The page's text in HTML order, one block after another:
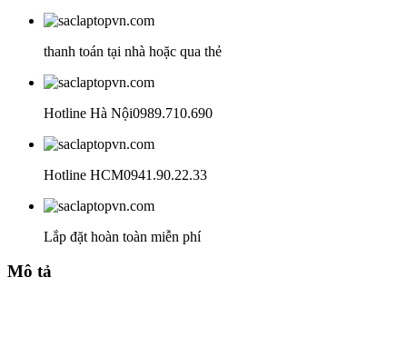
thanh toán tại nhà hoặc qua thẻ
Hotline Hà Nội0989.710.690
Hotline HCM0941.90.22.33
Lắp đặt hoàn toàn miễn phí
Mô tả